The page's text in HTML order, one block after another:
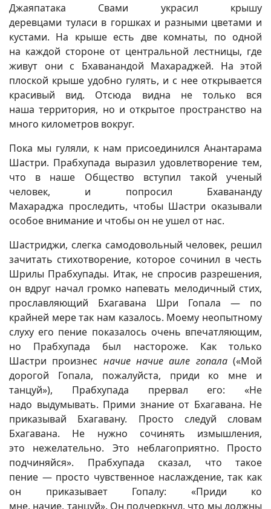
Джаяпатака Свами украсил крышу
деревцами туласи в горшках и разными цветами и
кустами. На крыше есть две комнаты, по одной
на каждой стороне от центральной лестницы, где
живут они с Бхаванандой Махараджей. На этой
плоской крыше удобно гулять, и с нее открывается
красивый вид. Отсюда видна не только вся
наша территория, но и открытое пространство на
много километров вокруг.
Пока мы гуляли, к нам присоединился Анантарама
Шастри. Прабхупада выразил удовлетворение тем,
что в наше Общество вступил такой ученый
человек, и попросил Бхавананду
Махараджа проследить, чтобы Шастри оказывали
особое внимание и чтобы он не ушел от нас.
Шастриджи, слегка самодовольный человек, решил
зачитать стихотворение, которое сочинил в честь
Шрилы Прабхупады. Итак, не спросив разрешения,
он вдруг начал громко напевать мелодичный стих,
прославляющий Бхагавана Шри Гопала — по
крайней мере так нам казалось. Моему неопытному
слуху его пение показалось очень впечатляющим,
но Прабхупада был настороже. Как только
Шастри произнес начие начие аиле гопала(«Мой
дорогой Гопала, пожалуйста, приди ко мне и
танцуй»), Прабхупада прервал его: «Не
надо выдумывать. Прими знание от Бхагавана. Не
приказывай Бхагавану. Просто следуй словам
Бхагавана. Не нужно сочинять измышления,
это нежелательно. Это неблагоприятно. Просто
подчиняйся». Прабхупада сказал, что такое
пение — просто чувственное наслаждение, так как
он приказывает Гопалу: «Приди ко
мне, начие, танцуй». Он подчеркнул, что мы должны